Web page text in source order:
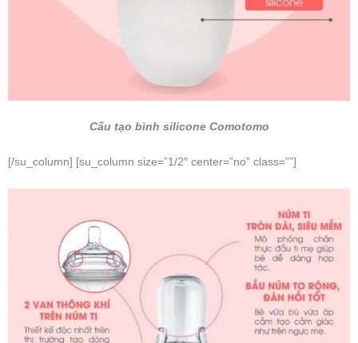
Cấu tạo bình silicone Comotomo
[/su_column] [su_column size=”1/2″ center=”no” class=””]